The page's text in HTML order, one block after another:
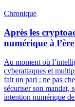
Chronique
Après les
numérique à
Au moment où
cyberattaques et
fait un pari : ne pas
sécuriser son mandat,
intention numérique